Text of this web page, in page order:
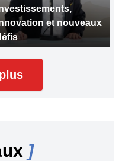
et nouveaux
]